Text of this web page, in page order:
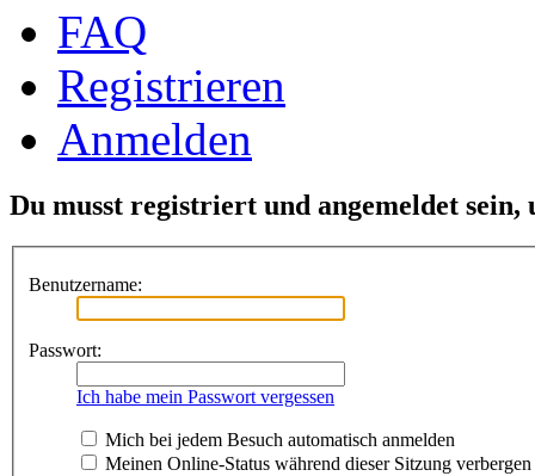
FAQ
Registrieren
Anmelden
Du musst registriert und angemeldet
Benutzername:
Passwort:
Ich habe mein Passwort vergessen
Mich bei jedem Besuch automatisch anmelden
Meinen Online-Status während dieser Sitzung verbergen